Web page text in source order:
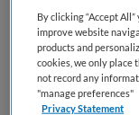
Vacature
Deze vacature
bij Maandag is
vergelijkbare
By clicking “Accept
improve website
products and
cookies, we only place
not record any
"manage preferences"
Privacy Statement